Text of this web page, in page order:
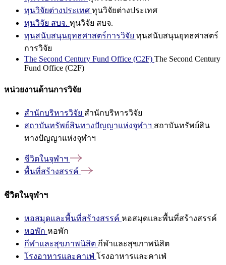
ทุนวิจัยต่างประเทศ ทุนวิจัยต่างประเทศ
ทุนวิจัย สบจ. ทุนวิจัย สบจ.
ทุนสนับสนุนยุทธศาสตร์การวิจัย ทุนสนับสนุนยุทธศาสตร์
การวิจัย
The Second Century Fund Office (C2F) The Second Century
Fund Office (C2F)
หน่วยงานด้านการวิจัย
สำนักบริหารวิจัย สำนักบริหารวิจัย
สถาบันทรัพย์สินทางปัญญาแห่งจุฬาฯ สถาบันทรัพย์สิน
ทางปัญญาแห่งจุฬาฯ
ชีวิตในจุฬาฯ
พื้นที่สร้างสรรค์
ชีวิตในจุฬาฯ
หอสมุดและพื้นที่สร้างสรรค์ หอสมุดและพื้นที่สร้างสรรค์
หอพัก หอพัก
กีฬาและสุขภาพนิสิต กีฬาและสุขภาพนิสิต
โรงอาหารและคาเฟ่ โรงอาหารและคาเฟ่